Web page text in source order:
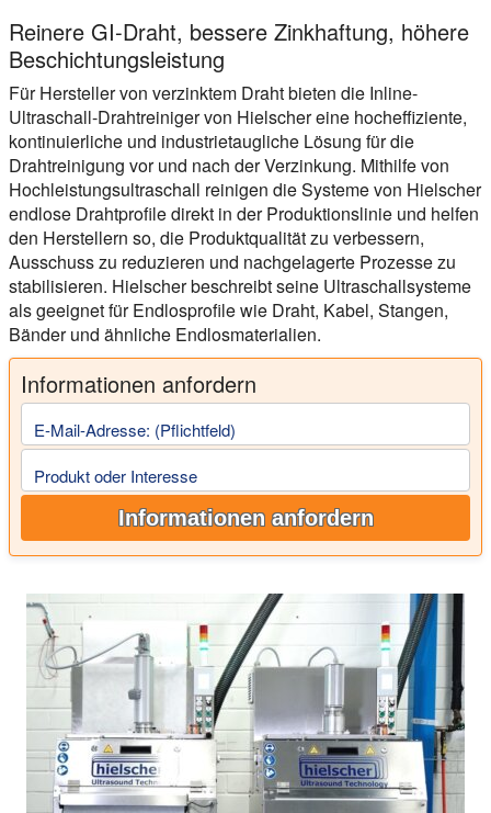
Reinere GI-Draht, bessere Zinkhaftung, höhere
Beschichtungsleistung
Für Hersteller von verzinktem Draht bieten die Inline-
Ultraschall-Drahtreiniger von Hielscher eine hocheffiziente,
kontinuierliche und industrietaugliche Lösung für die
Drahtreinigung vor und nach der Verzinkung. Mithilfe von
Hochleistungsultraschall reinigen die Systeme von Hielscher
endlose Drahtprofile direkt in der Produktionslinie und helfen
den Herstellern so, die Produktqualität zu verbessern,
Ausschuss zu reduzieren und nachgelagerte Prozesse zu
stabilisieren. Hielscher beschreibt seine Ultraschallsysteme
als geeignet für Endlosprofile wie Draht, Kabel, Stangen,
Bänder und ähnliche Endlosmaterialien.
Informationen anfordern
E-Mail-Adresse: (Pflichtfeld)
Produkt oder Interesse
Informationen anfordern